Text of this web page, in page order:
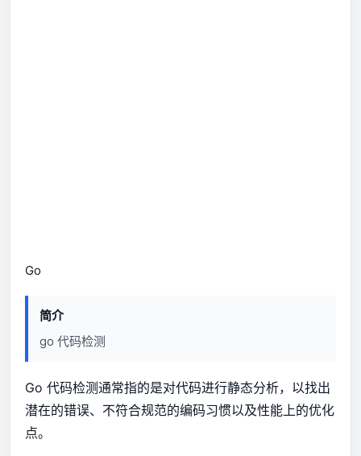
Go
简介
go 代码检测
Go 代码检测通常指的是对代码进行静态分析，以找出
潜在的错误、不符合规范的编码习惯以及性能上的优化
点。